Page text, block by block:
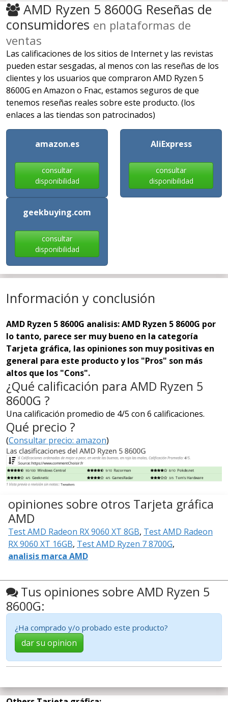
AMD Ryzen 5 8600G Reseñas de
consumidores en plataformas de
ventas
Las calificaciones de los sitios de Internet y las revistas
pueden estar sesgadas, al menos con las reseñas de los
clientes y los usuarios que compraron AMD Ryzen 5
8600G en Amazon o Fnac, estamos seguros de que
tenemos reseñas reales sobre este producto. (los
enlaces a las tiendas son patrocinados)
amazon.es
consultar
disponibilidad
AliExpress
consultar
disponibilidad
geekbuying.com
consultar
disponibilidad
Información y conclusión
AMD Ryzen 5 8600G analisis: AMD Ryzen 5 8600G por
lo tanto, parece ser muy bueno en la categoría
Tarjeta gráfica, las opiniones son muy positivas en
general para este producto y los "Pros" son más
altos que los "Cons".
¿Qué calificación para AMD Ryzen 5
8600G ?
Una calificación promedio de 4/5 con 6 calificaciones.
Qué precio ?
(Consultar precio: amazon)
opiniones sobre otros Tarjeta gráfica
AMD
Test AMD Radeon RX 9060 XT 8GB, Test AMD Radeon
RX 9060 XT 16GB, Test AMD Ryzen 7 8700G,
analisis marca AMD
Tus opiniones sobre AMD Ryzen 5
8600G:
¿Ha comprado y/o probado este producto?
dar su opinion